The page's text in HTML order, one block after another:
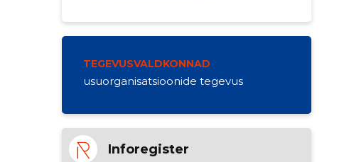
TEGEVUSVALDKONNAD
usuorganisatsioonide tegevus
Inforegister